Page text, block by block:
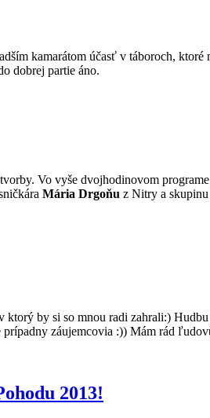
kamarátom účasť v táboroch, ktoré
dobrej partie áno.
Vo vyše dvojhodinovom
Mária Drgoňu z Nitry a skupinu
by si so mnou radi zahrali:)
záujemcovia :)) Mám rád
2013!